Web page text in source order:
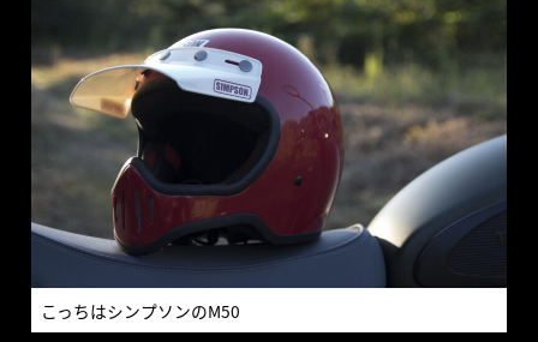
こっちはシンプソンのM50